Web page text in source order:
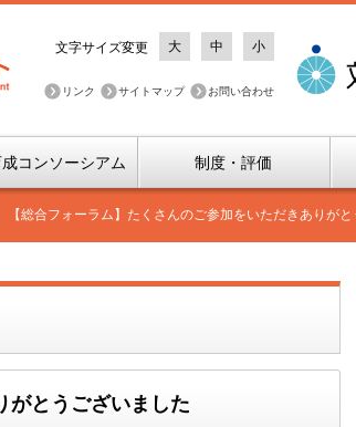
文字サイズ変更 大 中 小
リンク サイトマップ お問い合わせ
成コンソーシアム 制度・評価
【総合フォーラム】たくさんのご参加をいただきありが
がとうございました